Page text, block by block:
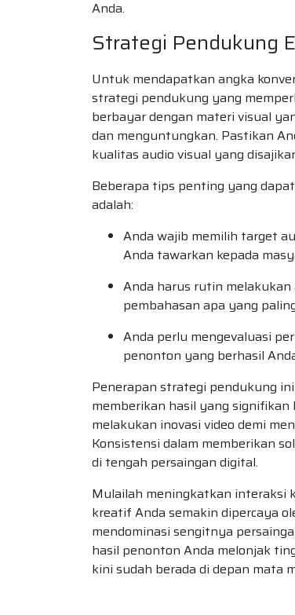
Anda.
Strategi Pendukung
Untuk mendapatkan angka
strategi pendukung yang
berbayar dengan materi visual
dan menguntungkan. Pastikan
kualitas audio visual yang
Beberapa tips penting yang
adalah:
Anda wajib memilih target
Anda tawarkan kepada
Anda harus rutin
pembahasan apa yang
Anda perlu mengevaluasi
penonton yang berhasil
Penerapan strategi pendukung
memberikan hasil yang
melakukan inovasi video demi
Konsistensi dalam memberikan
di tengah persaingan digital.
Mulailah meningkatkan interaksi
kreatif Anda semakin dipercaya
mendominasi sengitnya
hasil penonton Anda melonjak
kini sudah berada di depan mata